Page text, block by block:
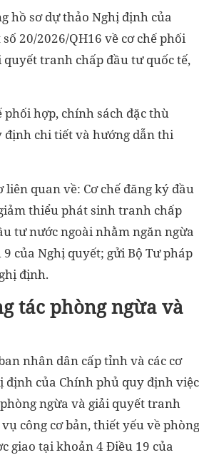
hồ sơ dự thảo Nghị định của
20/2026/QH16 về cơ chế phối
tranh chấp đầu tư quốc tế,
hợp, chính sách đặc thù
định chi tiết và hướng dẫn thi
quan về: Cơ chế đăng ký đầu
thiểu phát sinh tranh chấp
tư nước ngoài nhằm ngăn ngừa
của Nghị quyết; gửi Bộ Tư pháp
định.
tác phòng ngừa và
nhân dân cấp tỉnh và các cơ
định của Chính phủ quy định việc
ngừa và giải quyết tranh
công cơ bản, thiết yếu về phòng
giao tại khoản 4 Điều 19 của